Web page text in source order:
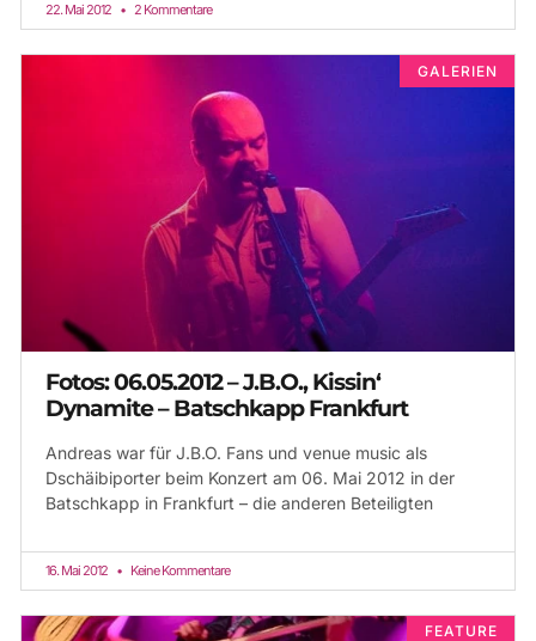
22. Mai 2012 2 Kommentare
GALERIEN
Fotos: 06.05.2012 – J.B.O., Kissin‘
Dynamite – Batschkapp Frankfurt
Andreas war für J.B.O. Fans und venue music als
Dschäibiporter beim Konzert am 06. Mai 2012 in der
Batschkapp in Frankfurt – die anderen Beteiligten
16. Mai 2012 Keine Kommentare
FEATURE